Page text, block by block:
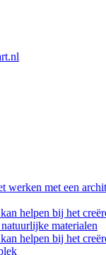
werken met een
helpen bij het
materialen
helpen bij het